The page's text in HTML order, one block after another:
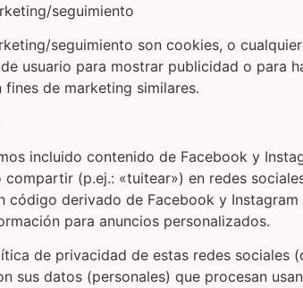
seguimiento
seguimiento son cookies, o
usuario para mostrar publicidad o para
de marketing similares.
incluido contenido de Facebook y
compartir (p.ej.: «tuitear») en redes
código derivado de Facebook y
para anuncios personalizados.
de privacidad de estas redes sociales
sus datos (personales) que procesan